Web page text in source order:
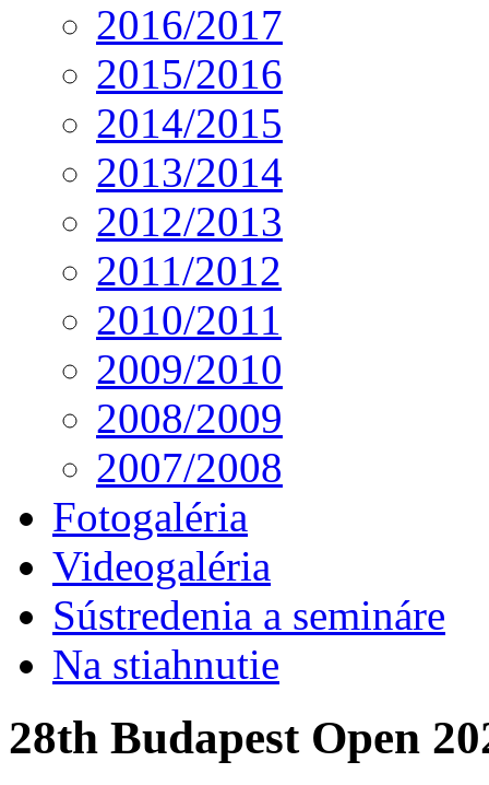
2016/2017
2015/2016
2014/2015
2013/2014
2012/2013
2011/2012
2010/2011
2009/2010
2008/2009
2007/2008
Fotogaléria
Videogaléria
Sústredenia a semináre
Na stiahnutie
28th Budapest Open